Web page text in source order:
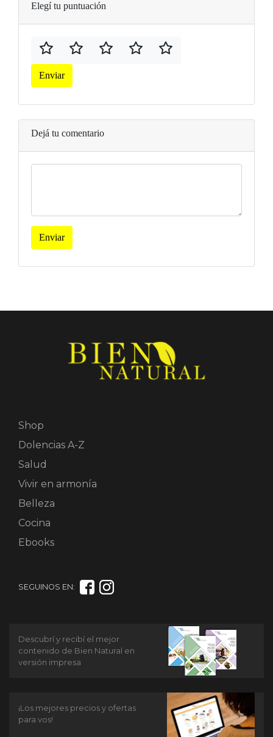
Elegí tu puntuación
Enviar
Dejá tu comentario
Enviar
Shop
Dolencias A-Z
Salud
Vivir en armonía
Belleza
Cocina
Ebooks
SEGUINOS EN:
Descubrí y recibí el mejor
contenido de Bien Natural en
versión impresa
¡Los mejores precios y ofertas
para vos!